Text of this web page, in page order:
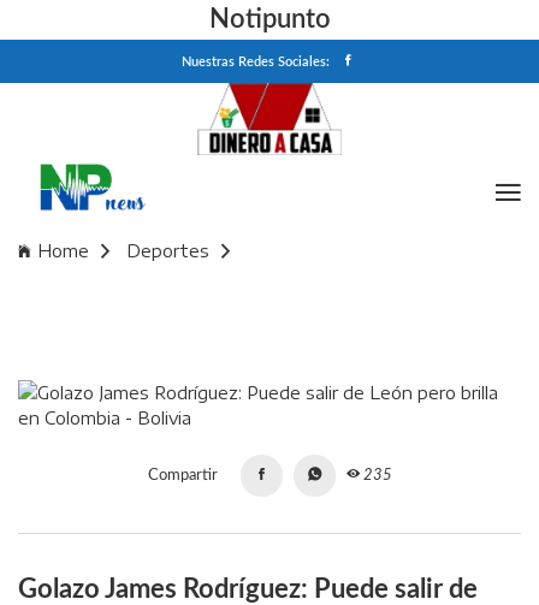
Notipunto
Nuestras Redes Sociales:
Home
Deportes
Compartir 235
Golazo James Rodríguez: Puede salir de